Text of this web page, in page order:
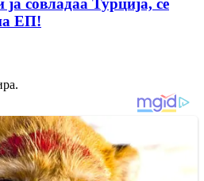
совладаа Турција, се
ЕП!